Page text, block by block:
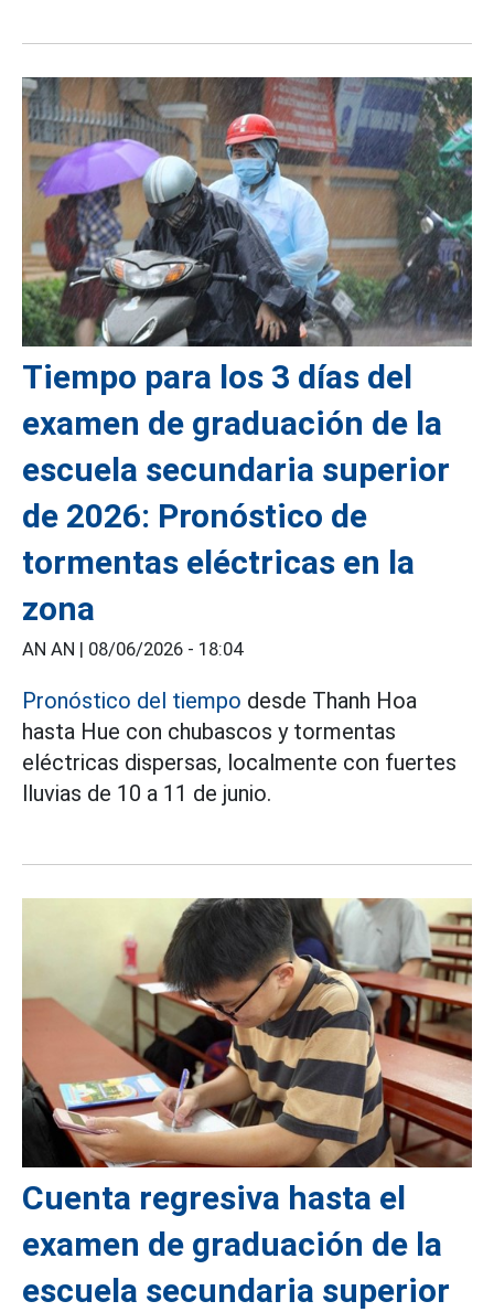
Tiempo para los 3 días del
examen de graduación de la
escuela secundaria superior
de 2026: Pronóstico de
tormentas eléctricas en la
zona
AN AN | 08/06/2026 - 18:04
Pronóstico del tiempo desde Thanh Hoa
hasta Hue con chubascos y tormentas
eléctricas dispersas, localmente con fuertes
lluvias de 10 a 11 de junio.
Cuenta regresiva hasta el
examen de graduación de la
escuela secundaria superior